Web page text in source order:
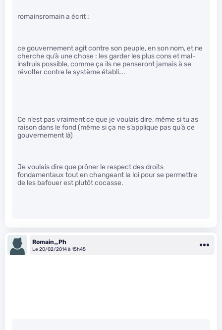
romainsromain a écrit :
ce gouvernement agit contre son peuple, en son nom, et ne
cherche qu’à une chose : les garder les plus cons et mal-
instruis possible, comme ça ils ne penseront jamais à se
révolter contre le système établi….
Ce n’est pas vraiment ce que je voulais dire, même si tu as
raison dans le fond (même si ça ne s’applique pas qu’à ce
gouvernement là)
Je voulais dire que prôner le respect des droits
fondamentaux tout en changeant la loi pour se permettre
de les bafouer est plutôt cocasse.
Romain_Ph
Le 20/02/2014 à 15h45